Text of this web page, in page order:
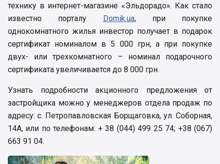
технику в интернет-магазине «Эльдорадо». Как стало
известно порталу Domik.ua, при покупке
однокомнатного жилья инвестор получает в подарок
сертификат номиналом в 5 000 грн, а при покупке
двух- или трехкомнатного – номинал подарочного
сертификата увеличивается до 8 000 грн.
Узнать подробности акционного предложения от
застройщика можно у менеджеров отдела продаж по
адресу: с. Петропавловская Борщаговка, ул. Соборная,
14А, или по телефонам: + 38 (044) 499 25 74; +38 (067)
663 91 04.